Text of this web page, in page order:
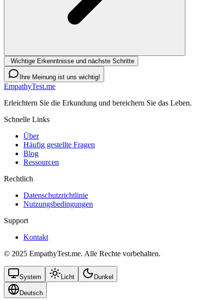
Wichtige Erkenntnisse und nächste Schritte
Ihre Meinung ist uns wichtig!
EmpathyTest.me
Erleichtern Sie die Erkundung und bereichern Sie das Leben.
Schnelle Links
Über
Häufig gestellte Fragen
Blog
Ressourcen
Rechtlich
Datenschutzrichtlinie
Nutzungsbedingungen
Support
Kontakt
© 2025 EmpathyTest.me. Alle Rechte vorbehalten.
System Licht Dunkel
Deutsch